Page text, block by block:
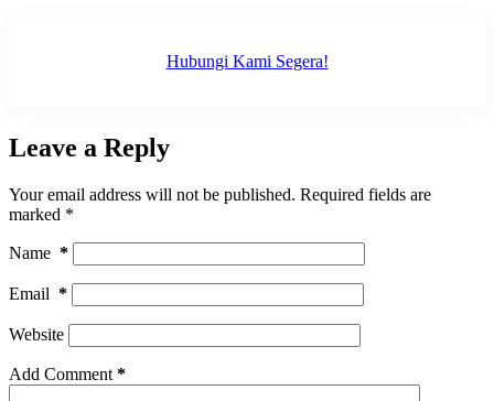
Hubungi Kami Segera!
Leave a Reply
Your email address will not be published. Required fields are
marked *
Name *
Email *
Website
Add Comment *